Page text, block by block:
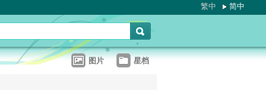
繁中 简中
图片 星档